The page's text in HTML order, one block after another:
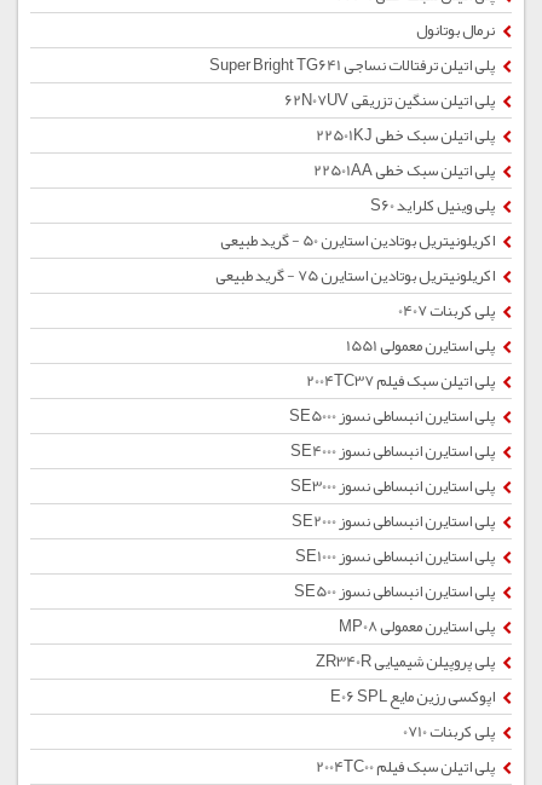
نرمال بوتانول
پلی اتیلن ترفتالات نساجی Super Bright TG641
پلی اتیلن سنگین تزریقی 62N07UV
پلی اتیلن سبک خطی 22501KJ
پلی اتیلن سبک خطی 22501AA
پلی وینیل کلراید S60
اکریلونیتریل بوتادین استایرن 50 - گرید طبیعی
اکریلونیتریل بوتادین استایرن 75 - گرید طبیعی
پلی کربنات 0407
پلی استایرن معمولی 1551
پلی اتیلن سبک فیلم 2004TC37
پلی استایرن انبساطی نسوز SE5000
پلی استایرن انبساطی نسوز SE4000
پلی استایرن انبساطی نسوز SE3000
پلی استایرن انبساطی نسوز SE2000
پلی استایرن انبساطی نسوز SE1000
پلی استایرن انبساطی نسوز SE500
پلی استایرن معمولی MP08
پلی پروپیلن شیمیایی ZR340R
اپوکسی رزین مایع E06 SPL
پلی کربنات 0710
پلی اتیلن سبک فیلم 2004TC00